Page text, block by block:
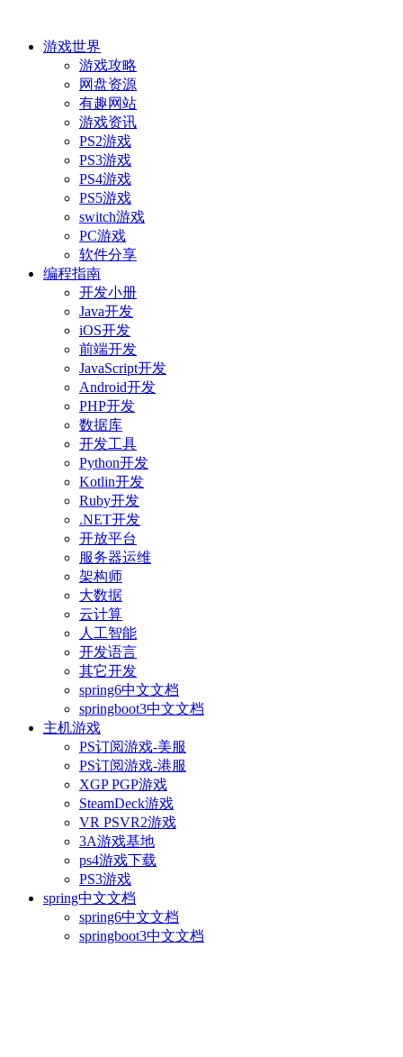
游戏世界
游戏攻略
网盘资源
有趣网站
游戏资讯
PS2游戏
PS3游戏
PS4游戏
PS5游戏
switch游戏
PC游戏
软件分享
编程指南
开发小册
Java开发
iOS开发
前端开发
JavaScript开发
Android开发
PHP开发
数据库
开发工具
Python开发
Kotlin开发
Ruby开发
.NET开发
开放平台
服务器运维
架构师
大数据
云计算
人工智能
开发语言
其它开发
spring6中文文档
springboot3中文文档
主机游戏
PS订阅游戏-美服
PS订阅游戏-港服
XGP PGP游戏
SteamDeck游戏
VR PSVR2游戏
3A游戏基地
ps4游戏下载
PS3游戏
spring中文文档
spring6中文文档
springboot3中文文档